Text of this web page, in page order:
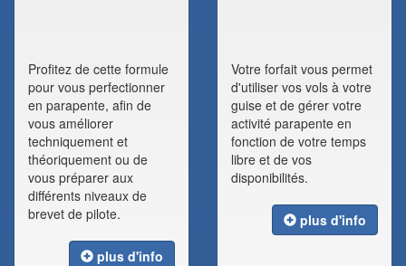
Profitez de cette formule
pour vous perfectionner
en parapente, afin de
vous améliorer
techniquement et
théoriquement ou de
vous préparer aux
différents niveaux de
brevet de pilote.
plus d'info
Votre forfait vous permet
d'utiliser vos vols à votre
guise et de gérer votre
activité parapente en
fonction de votre temps
libre et de vos
disponibilités.
plus d'info